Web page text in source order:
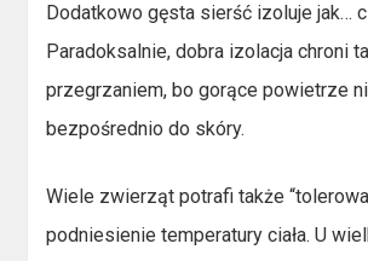
Dodatkowo gęsta sierść izoluje jak…
Paradoksalnie, dobra izolacja chroni
przegrzaniem, bo gorące powietrze
bezpośrednio do skóry.
Wiele zwierząt potrafi także
podniesienie temperatury ciała. U